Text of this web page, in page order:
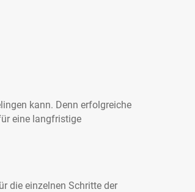
kann. Denn erfolgreiche
eine langfristige
die einzelnen Schritte der